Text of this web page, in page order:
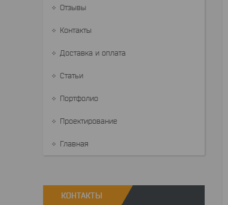
Отзывы
Контакты
Доставка и оплата
Статьи
Портфолио
Проектирование
Главная
КОНТАКТЫ